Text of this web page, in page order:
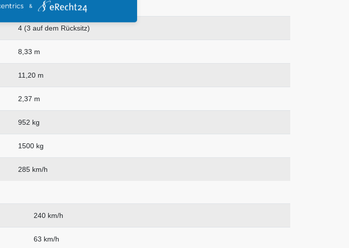
1 Pilot
4 (3 auf dem Rücksitz)
8,33 m
11,20 m
2,37 m
952 kg
1500 kg
285 km/h
240 km/h
63 km/h
&